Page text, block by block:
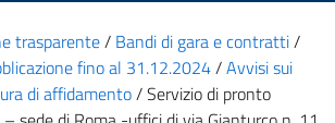
trasparente/ Bandi di gara e contratti/
fino al 31.12.2024/Avvisi sui
di affidamento/Servizio di pronto